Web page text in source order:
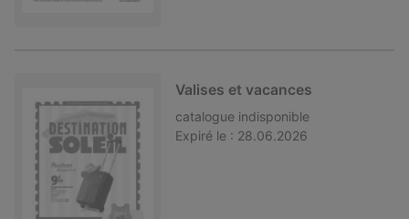
Valises et vacances
catalogue indisponible
Expiré le : 28.06.2026